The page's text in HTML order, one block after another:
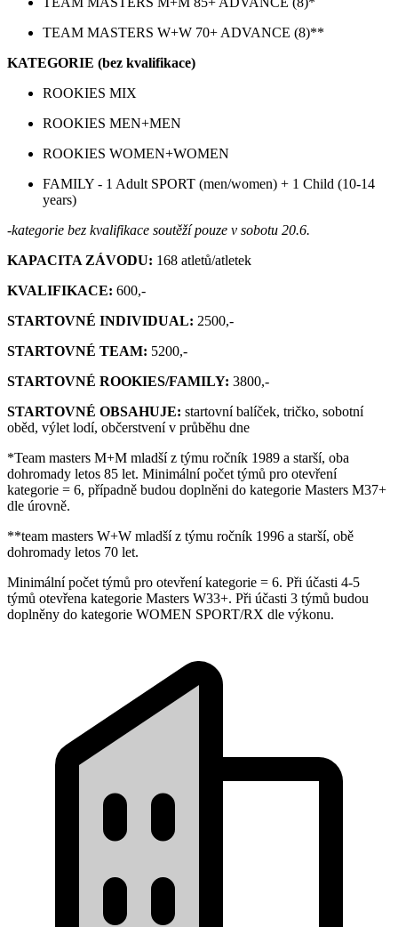
TEAM MASTERS W+W 70+ ADVANCE (8)**
KATEGORIE (bez kvalifikace)
ROOKIES MIX
ROOKIES MEN+MEN
ROOKIES WOMEN+WOMEN
FAMILY - 1 Adult SPORT (men/women) + 1 Child (10-14
years)
-kategorie bez kvalifikace soutěží pouze v sobotu 20.6.
KAPACITA ZÁVODU: 168 atletů/atletek
KVALIFIKACE: 600,-
STARTOVNÉ INDIVIDUAL: 2500,-
STARTOVNÉ TEAM: 5200,-
STARTOVNÉ ROOKIES/FAMILY: 3800,-
STARTOVNÉ OBSAHUJE: startovní balíček, tričko, sobotní
oběd, výlet lodí, občerstvení v průběhu dne
*Team masters M+M mladší z týmu ročník 1989 a starší, oba
dohromady letos 85 let. Minimální počet týmů pro otevření
kategorie = 6, případně budou doplněni do kategorie Masters M37+
dle úrovně.
**team masters W+W mladší z týmu ročník 1996 a starší, obě
dohromady letos 70 let.
Minimální počet týmů pro otevření kategorie = 6. Při účasti 4-5
týmů otevřena kategorie Masters W33+. Při účasti 3 týmů budou
doplněny do kategorie WOMEN SPORT/RX dle výkonu.